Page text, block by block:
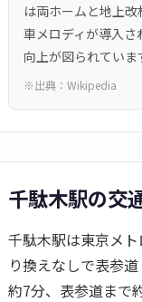
は両ホームと地上
車メロディが導入
向上が図られていま
※出典： Wikipedia
千駄木駅の交
千駄木駅は東京メ
り換えなしで表参
約7分、表参道まで